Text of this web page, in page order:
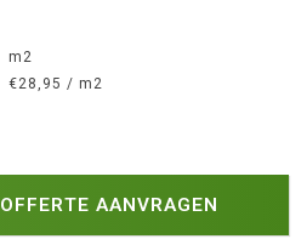
m2
€28,95 / m2
OFFERTE AANVRAGEN